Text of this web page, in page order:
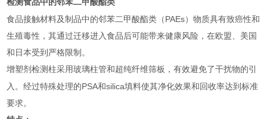
检测食品中的邻苯二甲酸酯类
食品接触材料及制品中的邻苯二甲酸酯类（ PAEs）物质具有致癌性和
生殖毒性，其通过迁移进入食品后可能带来健康风险，在欧盟、美国
和日本受到严格限制。
增塑剂检测柱采用玻璃柱管和超纯纤维筛板，有效避免了干扰物的引
入。经过特殊处理的PSA和silica填料使其净化效果和回收率达到标准
要求。